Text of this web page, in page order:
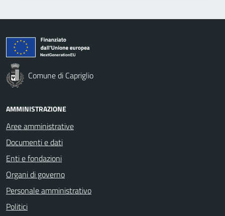
Comune di Capriglio
AMMINISTRAZIONE
Aree amministrative
Documenti e dati
Enti e fondazioni
Organi di governo
Personale amministrativo
Politici